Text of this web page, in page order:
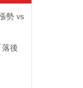
勢 vs
後